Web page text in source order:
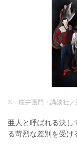
© 桜井画門・講談社／
亜人と呼ばれる決し
る苛烈な差別を受け